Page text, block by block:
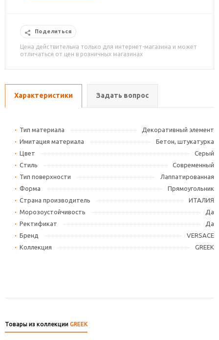
Поделиться
Цена действительна только для интернет-магазина и может
отличаться от цен в розничных магазинах
Характеристики Задать вопрос
Тип материала
Декоративный элемент
Имитация материала
Бетон, штукатурка
Цвет
Серый
Стиль
Современный
Тип поверхности
Лаппатированная
Форма
Прямоугольник
Страна производитель
ИТАЛИЯ
Морозоустойчивость
Да
Ректификат
Да
Бренд
VERSACE
Коллекция
GREEK
Товары из коллекции GREEK